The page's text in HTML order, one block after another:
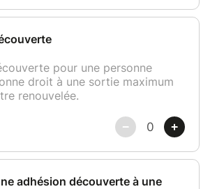
pour une personne
droit à une sortie maximum
renouvelée.
adhésion découverte à une